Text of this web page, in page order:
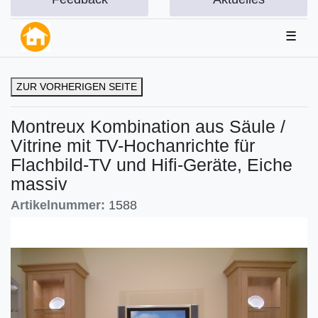
☰
ZUR VORHERIGEN SEITE
Montreux Kombination aus Säule /
Vitrine mit TV-Hochanrichte für
Flachbild-TV und Hifi-Geräte, Eiche
massiv
Artikelnummer: 1588